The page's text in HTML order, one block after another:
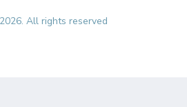
All rights reserved